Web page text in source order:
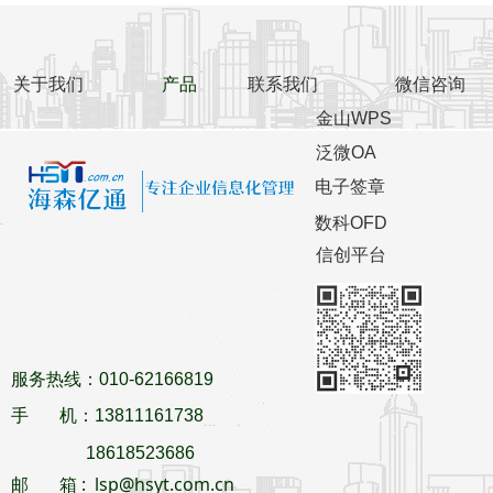
关于我们
金山WPS
联系我们
泛微OA
电子签章
数科OFD
信创平台
产品
服务热线：010-62166819
手 机：13811161738
18618523686
邮 箱 : lsp@hsyt.com.cn
微信咨询